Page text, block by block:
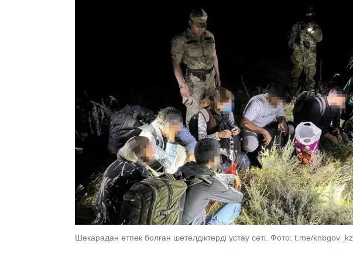
Шекарадан өтпек болған шетелдіктерді ұстау сәті. Фото: t.me/knbgov_kz